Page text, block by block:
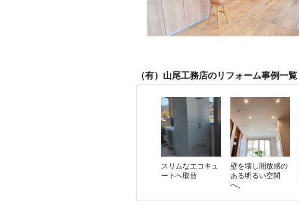
（有）山尾工務店のリフォーム事例一覧
スリムなエコキュ
ートへ取替
壁を壊し開放感の
ある明るい空間
へ。